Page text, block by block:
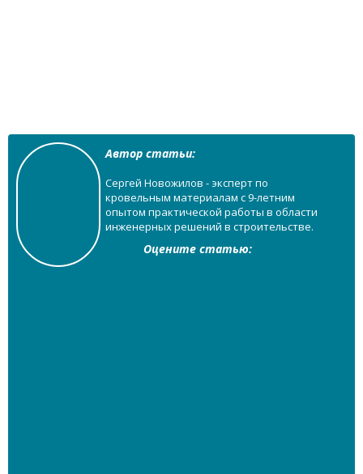
Автор статьи:
Сергей Новожилов - эксперт по
кровельным материалам с 9-летним
опытом практической работы в области
инженерных решений в строительстве.
Оцените статью: